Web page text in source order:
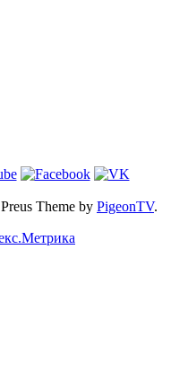
Preus Theme by PigeonTV.